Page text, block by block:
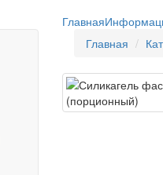
Главная
Главная